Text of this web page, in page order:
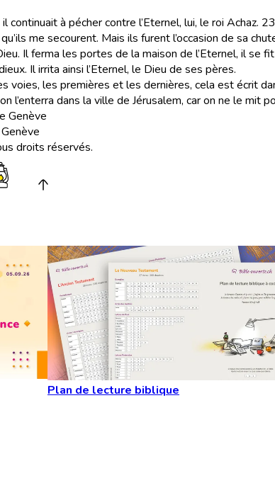
continuait à pécher contre l’Eternel, lui, le roi Achaz. 23
me secourent. Mais ils furent l’occasion de sa
Il ferma les portes de la maison de l’Eternel, il se
Il irrita ainsi l’Eternel, le Dieu de ses pères.
les premières et les dernières, cela est écrit
l’enterra dans la ville de Jérusalem, car on ne le mit
Genève
droits réservés.
Plan de lecture biblique